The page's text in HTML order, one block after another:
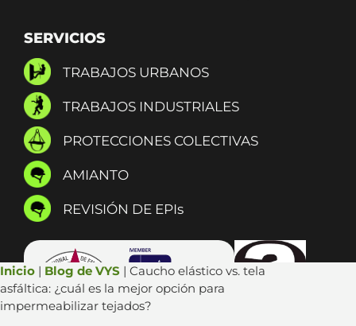
→ SOLICITA PRESUPUESTO AQUÍ
Inicio | Blog de VYS | Caucho elástico vs. tela
asfáltica: ¿cuál es la mejor opción para
impermeabilizar tejados?
SERVICIOS
TRABAJOS URBANOS
TRABAJOS INDUSTRIALES
PROTECCIONES COLECTIVAS
AMIANTO
REVISIÓN DE EPIs